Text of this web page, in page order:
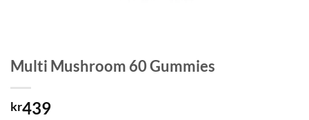
Multi Mushroom 60 Gummies
kr439